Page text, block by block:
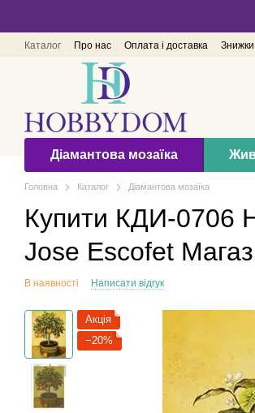
Каталог Про нас Оплата і доставка Знижки
Діамантова мозаїка
Головна Каталог Діамантова мозаїка
Купити КДИ-0706
Jоse Escofet
В наявності Написати відгук
Акція
−20%